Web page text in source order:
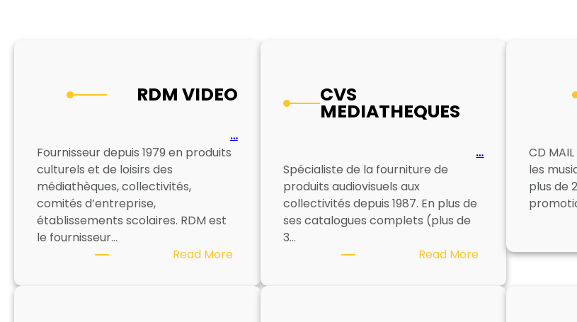
RDM VIDEO
…
Fournisseur depuis 1979 en produits
culturels et de loisirs des
médiathèques, collectivités,
comités d’entreprise,
établissements scolaires. RDM est
le fournisseur…
Read More:
VIDEO
CVS
MEDIATHEQUES
…
Spécialiste de la fourniture de
produits audiovisuels aux
collectivités depuis 1987. En plus de
ses catalogues complets (plus de
3…
Read More:
MEDIATHEQUES
CD
les
plus de